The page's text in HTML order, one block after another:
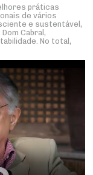
práticas
de vários
e sustentável,
Cabral,
No total,